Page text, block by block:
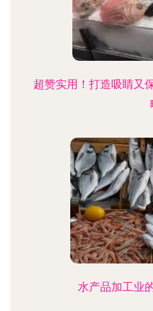
超赞实用！打造吸睛又
水产品加工业